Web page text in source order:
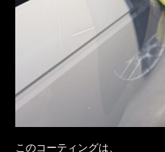
このコーティングは、